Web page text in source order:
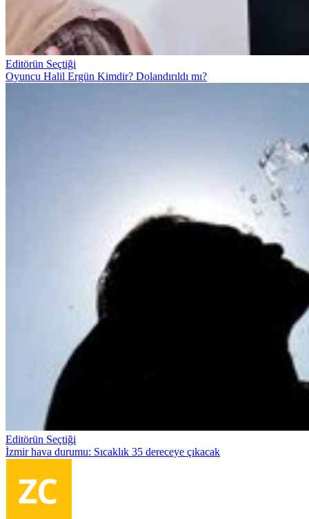
Editörün Seçtiği
Oyuncu Halil Ergün Kimdir? Dolandırıldı mı?
Editörün Seçtiği
İzmir hava durumu: Sıcaklık 35 dereceye çıkacak